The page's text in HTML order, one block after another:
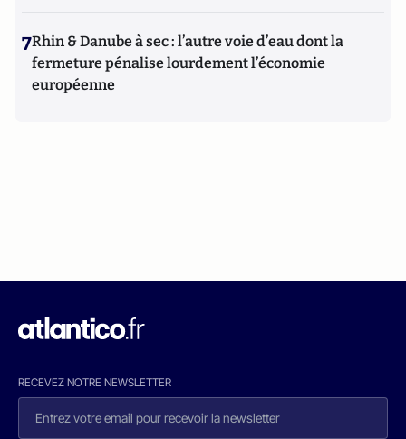
7Rhin & Danube à sec : l’autre voie d’eau dont la
fermeture pénalise lourdement l’économie
européenne
RECEVEZ NOTRE NEWSLETTER